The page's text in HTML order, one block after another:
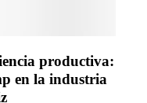
productiva:
en la industria